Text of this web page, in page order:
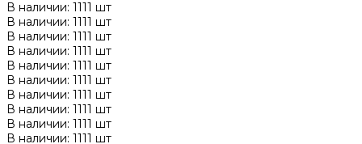
В наличии: 1111 шт
В наличии: 1111 шт
В наличии: 1111 шт
В наличии: 1111 шт
В наличии: 1111 шт
В наличии: 1111 шт
В наличии: 1111 шт
В наличии: 1111 шт
В наличии: 1111 шт
В наличии: 1111 шт